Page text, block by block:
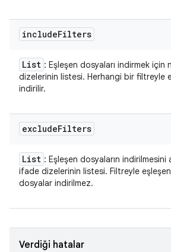
includeFilters
List : Eşleşen dosyaları indirmek için
dizelerinin listesi. Herhangi bir filtreyle
indirilir.
excludeFilters
List : Eşleşen dosyaların
ifade dizelerinin listesi. Filtreyle
dosyalar indirilmez.
Verdiği hatalar